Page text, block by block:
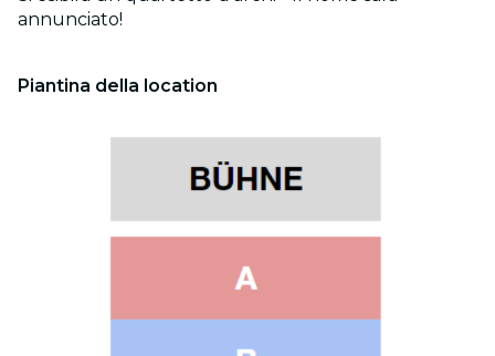
annunciato!
Piantina della location